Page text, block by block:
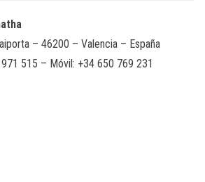
– 46200 – Valencia – España
515 – Móvil: +34 650 769 231